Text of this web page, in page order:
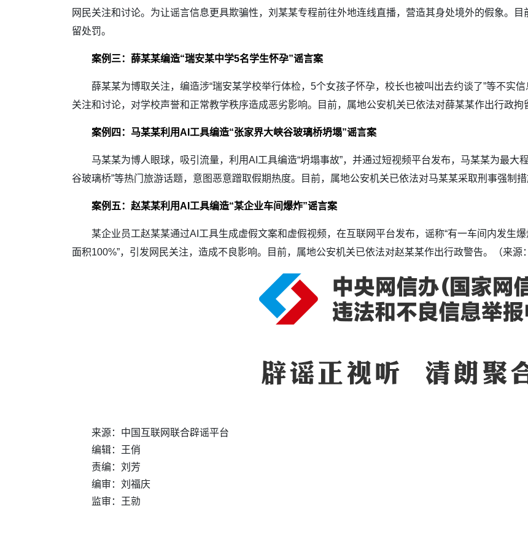
网民关注和讨论。为让谣言信息更具欺骗性，刘某某专程前往外地连线直播，营造其身处境外的假象。
留处罚。
案例三：薛某某编造“瑞安某中学5名学生怀孕”谣言案
薛某某为博取关注，编造涉“瑞安某学校举行体检，5个女孩子怀孕，校长也被叫出去约谈了”等不实
关注和讨论，对学校声誉和正常教学秩序造成恶劣影响。目前，属地公安机关已依法对薛某某作出行政拘
案例四：马某某利用AI工具编造“张家界大峡谷玻璃桥坍塌”谣言案
马某某为博人眼球，吸引流量，利用AI工具编造“坍塌事故”，并通过短视频平台发布，马某某为最大
谷玻璃桥”等热门旅游话题，意图恶意蹭取假期热度。目前，属地公安机关已依法对马某某采取刑事强制措
案例五：赵某某利用AI工具编造“某企业车间爆炸”谣言案
某企业员工赵某某通过AI工具生成虚假文案和虚假视频，在互联网平台发布，谣称“有一车间内发生爆
面积100%”，引发网民关注，造成不良影响。目前，属地公安机关已依法对赵某某作出行政警告。（来源
来源：中国互联网联合辟谣平台
编辑：王俏
责编：刘芳
编审：刘福庆
监审：王勍